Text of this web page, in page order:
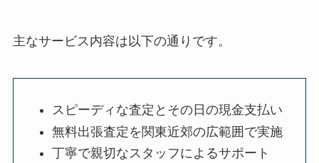
主なサービス内容は以下の通りです。
スピーディな査定とその日の現金支払い
無料出張査定を関東近郊の広範囲で実施
丁寧で親切なスタッフによるサポート